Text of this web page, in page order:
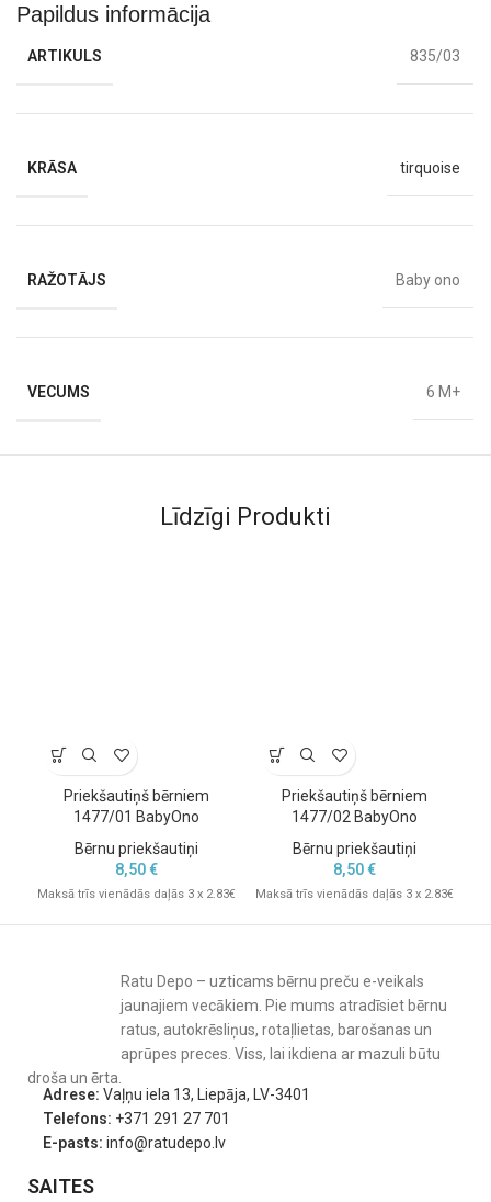
Papildus informācija
ARTIKULS 835/03
KRĀSA tirquoise
RAŽOTĀJS Baby ono
VECUMS 6 M+
Līdzīgi Produkti
Priekšautiņš bērniem
1477/01 BabyOno
Bērnu priekšautiņi
8,50€
Maksā trīs vienādās daļās 3 x 2.83€
Priekšautiņš bērniem
1477/02 BabyOno
Bērnu priekšautiņi
8,50€
Maksā trīs vienādās daļās 3 x 2.83€
Ratu Depo – uzticams bērnu preču e-veikals
jaunajiem vecākiem. Pie mums atradīsiet bērnu
ratus, autokrēsliņus, rotaļlietas, barošanas un
aprūpes preces. Viss, lai ikdiena ar mazuli būtu
droša un ērta.
Adrese: Vaļņu iela 13, Liepāja, LV-3401
Telefons: +371 291 27 701
E-pasts: info@ratudepo.lv
SAITES